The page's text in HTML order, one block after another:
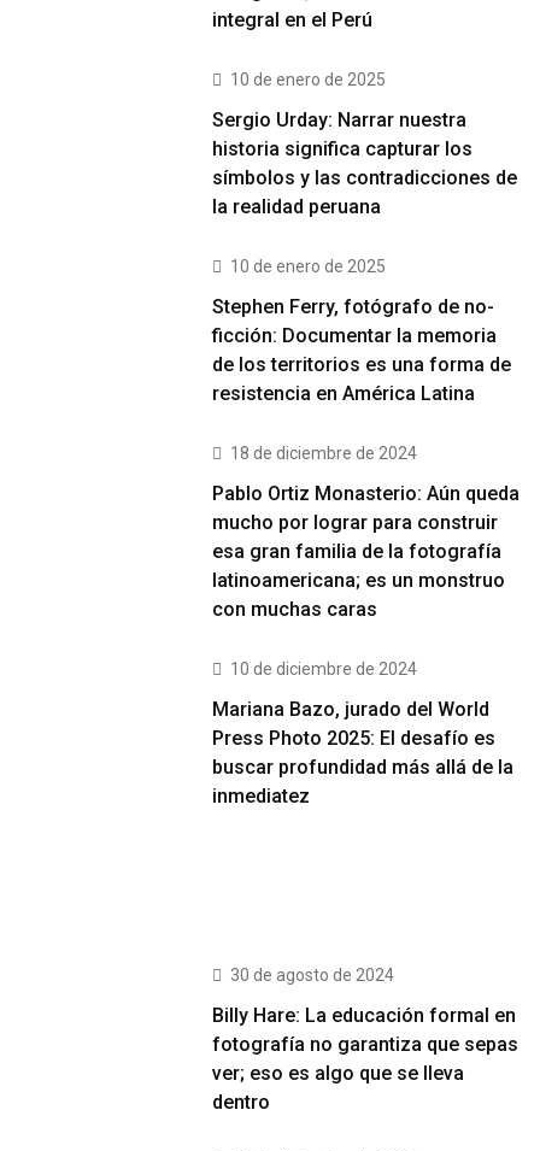
integral en el Perú
10 de enero de 2025
Sergio Urday: Narrar nuestra
historia significa capturar los
símbolos y las contradicciones de
la realidad peruana
10 de enero de 2025
Stephen Ferry, fotógrafo de no-
ficción: Documentar la memoria
de los territorios es una forma de
resistencia en América Latina
18 de diciembre de 2024
Pablo Ortiz Monasterio: Aún queda
mucho por lograr para construir
esa gran familia de la fotografía
latinoamericana; es un monstruo
con muchas caras
10 de diciembre de 2024
Mariana Bazo, jurado del World
Press Photo 2025: El desafío es
buscar profundidad más allá de la
inmediatez
30 de agosto de 2024
Billy Hare: La educación formal en
fotografía no garantiza que sepas
ver; eso es algo que se lleva
dentro